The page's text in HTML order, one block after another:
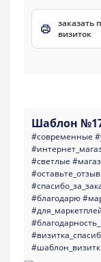
заказать
визиток
Шаблон
#современные
#светлые
#оставьте_отзыв
#благодарю